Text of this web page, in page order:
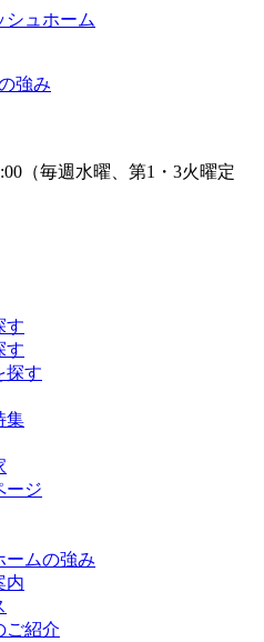
強み
（毎週水曜、第1・3火曜定
す
す
探す
集
ージ
ームの強み
内
ご紹介